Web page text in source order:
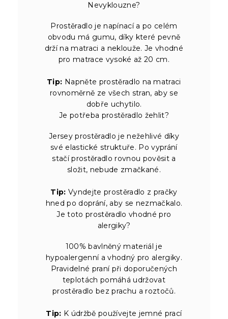
Nevyklouzne?
Prostěradlo je napínací a po celém
obvodu má gumu, díky které pevně
drží na matraci a neklouže. Je vhodné
pro matrace vysoké až 20 cm.
Tip: Napněte prostěradlo na matraci
rovnoměrně ze všech stran, aby se
dobře uchytilo.
Je potřeba prostěradlo žehlit?
Jersey prostěradlo je nežehlivé díky
své elastické struktuře. Po vyprání
stačí prostěradlo rovnou pověsit a
složit, nebude zmačkané.
Tip: Vyndejte prostěradlo z pračky
hned po doprání, aby se nezmačkalo.
Je toto prostěradlo vhodné pro
alergiky?
100% bavlněný materiál je
hypoalergenní a vhodný pro alergiky.
Pravidelné praní při doporučených
teplotách pomáhá udržovat
prostěradlo bez prachu a roztočů.
Tip: K údržbě používejte jemné prací